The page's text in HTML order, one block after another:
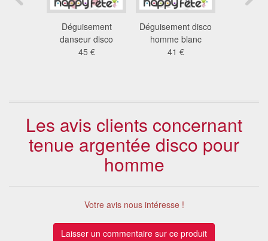
Déguisement
danseur disco
45 €
Déguisement disco
homme blanc
41 €
Les avis clients concernant
tenue argentée disco pour
homme
Votre avis nous intéresse !
Laisser un commentaire sur ce produit